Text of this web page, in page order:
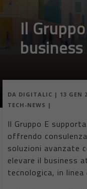
Il
DA DIGITALIC | 13 GEN
TECH-NEWS |
Il Gruppo E
offrendo
soluzioni avanzate
elevare il business
tecnologica, in linea